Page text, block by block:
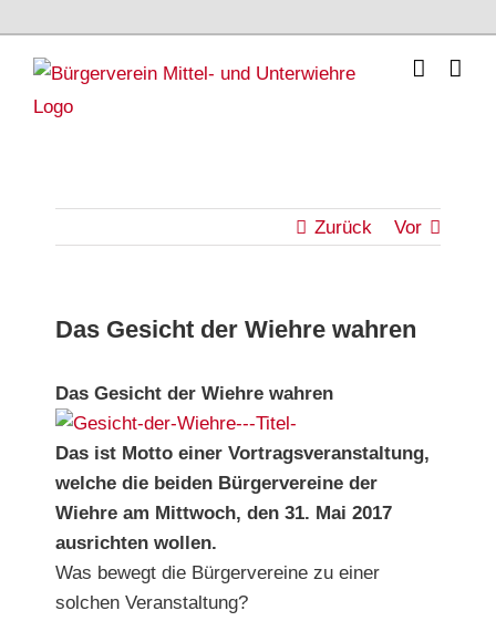
content
Zurück Vor
Das Gesicht der Wiehre wahren
Das Gesicht der Wiehre wahren
Das ist Motto einer Vortragsveranstaltung,
welche die beiden Bürgervereine der
Wiehre am Mittwoch, den 31. Mai 2017
ausrichten wollen.
Was bewegt die Bürgervereine zu einer
solchen Veranstaltung?